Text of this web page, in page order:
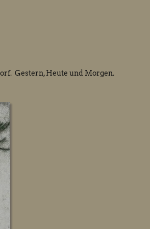
Gestern, Heute und Morgen.